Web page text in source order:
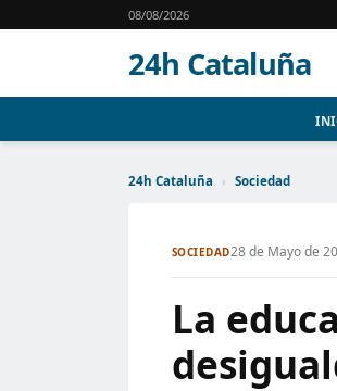
08/08/2026
24h Cataluña
24h Cataluña › Sociedad
SOCIEDAD28 de Mayo de
La